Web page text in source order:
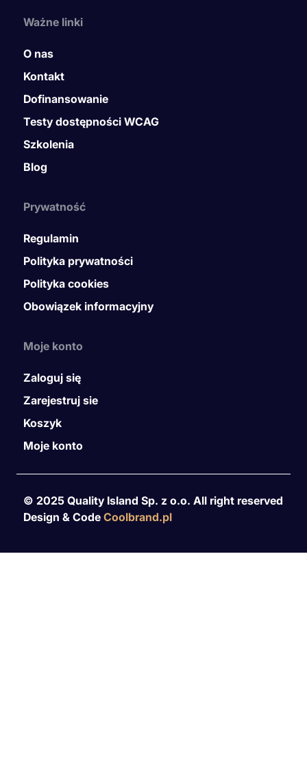
Ważne linki
O nas
Kontakt
Dofinansowanie
Testy dostępności WCAG
Szkolenia
Blog
Prywatność
Regulamin
Polityka prywatności
Polityka cookies
Obowiązek informacyjny
Moje konto
Zaloguj się
Zarejestruj sie
Koszyk
Moje konto
© 2025 Quality Island Sp. z o.o. All right reserved
Design & Code Coolbrand.pl